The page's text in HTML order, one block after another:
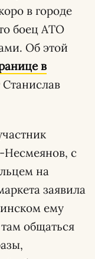
в городе
боец АТО
Об этой
в
Станислав
с
на
заявила
ему
общаться